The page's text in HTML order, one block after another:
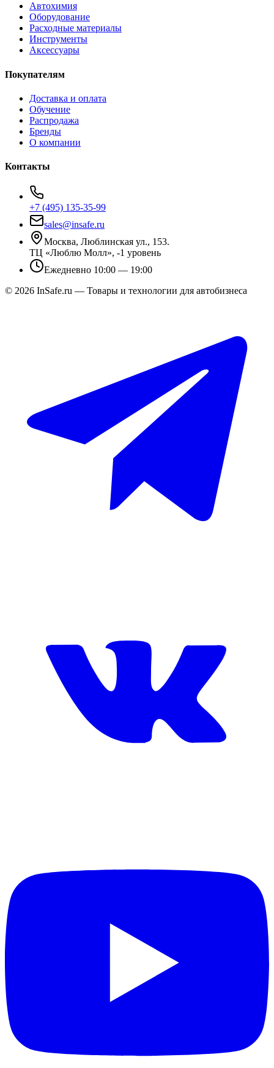
Автохимия
Оборудование
Расходные материалы
Инструменты
Аксессуары
Покупателям
Доставка и оплата
Обучение
Распродажа
Бренды
О компании
Контакты
+7 (495) 135-35-99
sales@insafe.ru
Москва, Люблинская ул., 153.
ТЦ «Люблю Молл», -1 уровень
Ежедневно 10:00 — 19:00
© 2026 InSafe.ru — Товары и технологии для автобизнеса